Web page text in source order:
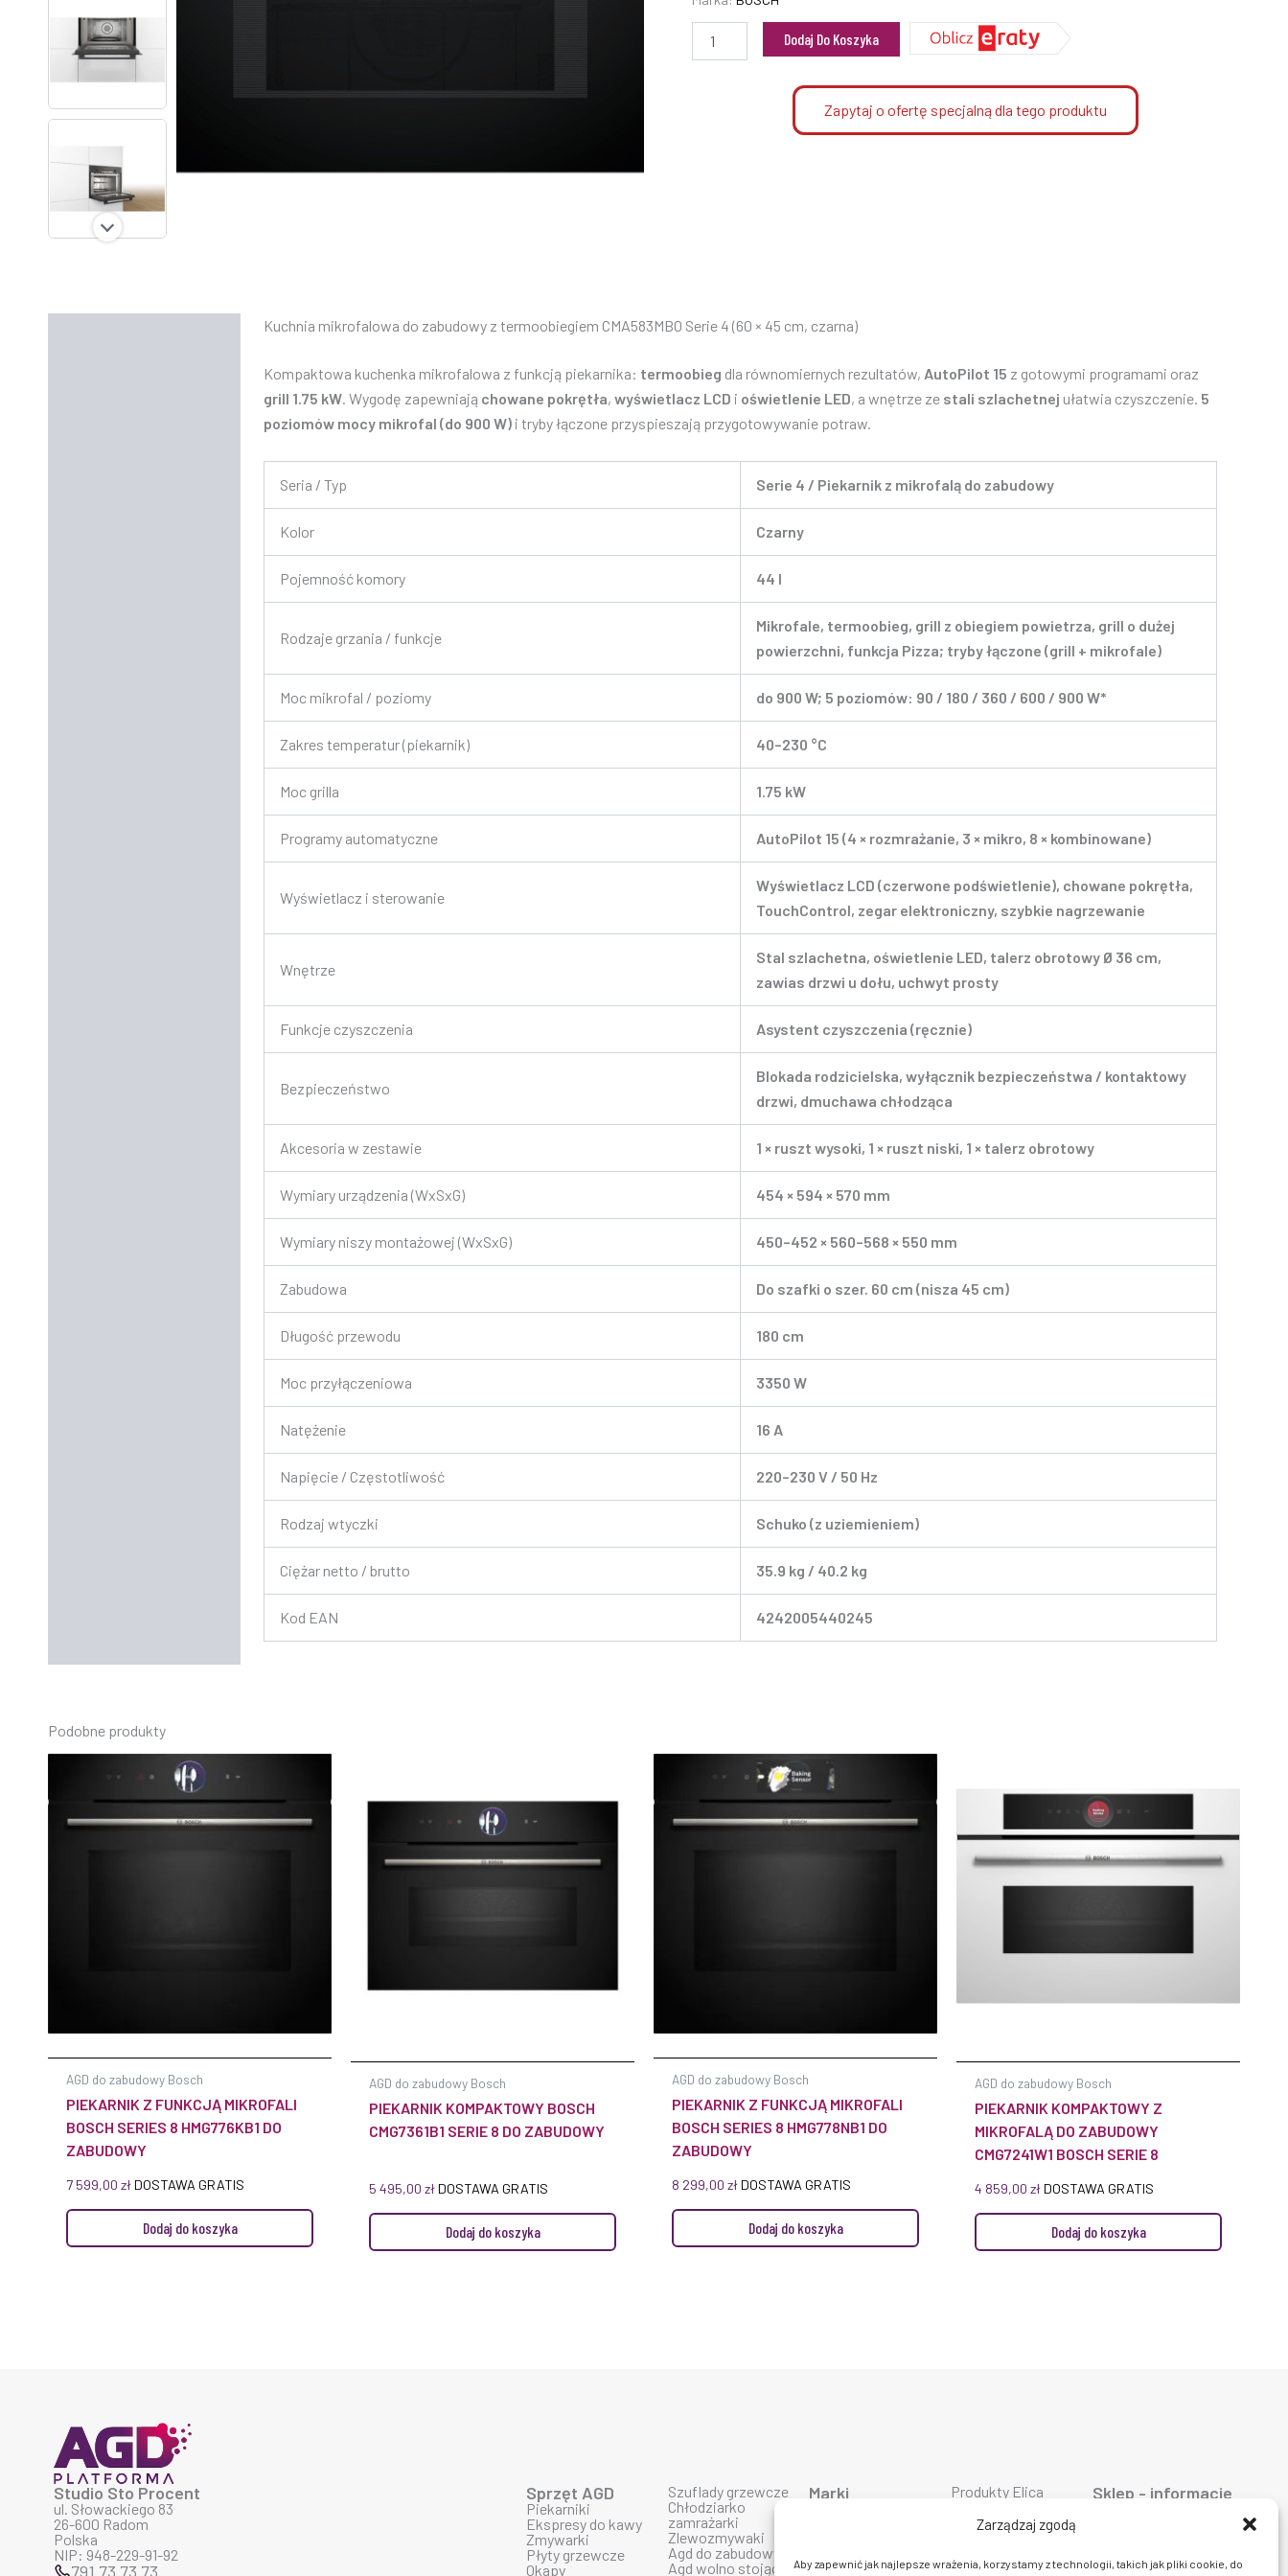
Zarządzaj zgodą
Aby zapewnić jak najlepsze wrażenia, korzystamy z technologii, takich jak pliki cookie, do
Dodaj Do Koszyka
Zapytaj o ofertę specjalną dla tego produktu
Kuchnia mikrofalowa do zabudowy z termoobiegiem CMA583MB0 Serie 4 (60 × 45 cm, czarna)
Kompaktowa kuchenka mikrofalowa z funkcją piekarnika: termoobieg dla równomiernych rezultatów, AutoPilot 15 z gotowymi programami oraz
grill 1.75 kW. Wygodę zapewniają chowane pokrętła, wyświetlacz LCD i oświetlenie LED, a wnętrze ze stali szlachetnej ułatwia czyszczenie. 5
poziomów mocy mikrofal (do 900 W) i tryby łączone przyspieszają przygotowywanie potraw.
Seria / Typ Serie 4 / Piekarnik z mikrofalą do zabudowy
Kolor Czarny
Pojemność komory 44 l
Rodzaje grzania / funkcje
Mikrofale, termoobieg, grill z obiegiem powietrza, grill o dużej
powierzchni, funkcja Pizza; tryby łączone (grill + mikrofale)
Moc mikrofal / poziomy do 900 W; 5 poziomów: 90 / 180 / 360 / 600 / 900 W*
Zakres temperatur (piekarnik) 40–230 °C
Moc grilla 1.75 kW
Programy automatyczne AutoPilot 15 (4 × rozmrażanie, 3 × mikro, 8 × kombinowane)
Wyświetlacz i sterowanie
Wyświetlacz LCD (czerwone podświetlenie), chowane pokrętła,
TouchControl, zegar elektroniczny, szybkie nagrzewanie
Wnętrze
Stal szlachetna, oświetlenie LED, talerz obrotowy Ø 36 cm,
zawias drzwi u dołu, uchwyt prosty
Funkcje czyszczenia Asystent czyszczenia (ręcznie)
Bezpieczeństwo
Blokada rodzicielska, wyłącznik bezpieczeństwa / kontaktowy
drzwi, dmuchawa chłodząca
Akcesoria w zestawie 1 × ruszt wysoki, 1 × ruszt niski, 1 × talerz obrotowy
Wymiary urządzenia (WxSxG) 454 × 594 × 570 mm
Wymiary niszy montażowej (WxSxG) 450–452 × 560–568 × 550 mm
Zabudowa Do szafki o szer. 60 cm (nisza 45 cm)
Długość przewodu 180 cm
Moc przyłączeniowa 3350 W
Natężenie 16 A
Napięcie / Częstotliwość 220–230 V / 50 Hz
Rodzaj wtyczki Schuko (z uziemieniem)
Ciężar netto / brutto 35.9 kg / 40.2 kg
Kod EAN 4242005440245
Podobne produkty
AGD do zabudowy Bosch
PIEKARNIK Z FUNKCJĄ MIKROFALI
BOSCH SERIES 8 HMG776KB1 DO
ZABUDOWY
7 599,00złDOSTAWA GRATIS
Dodaj do koszyka
AGD do zabudowy Bosch
PIEKARNIK KOMPAKTOWY BOSCH
CMG7361B1 SERIE 8 DO ZABUDOWY
5 495,00złDOSTAWA GRATIS
Dodaj do koszyka
AGD do zabudowy Bosch
PIEKARNIK Z FUNKCJĄ MIKROFALI
BOSCH SERIES 8 HMG778NB1 DO
ZABUDOWY
8 299,00złDOSTAWA GRATIS
Dodaj do koszyka
AGD do zabudowy Bosch
PIEKARNIK KOMPAKTOWY Z
MIKROFALĄ DO ZABUDOWY
CMG7241W1 BOSCH SERIE 8
4 859,00złDOSTAWA GRATIS
Dodaj do koszyka
Studio Sto Procent
ul. Słowackiego 83
26-600 Radom
Polska
NIP: 948-229-91-92
791 73 73 73
Sprzęt AGD
Piekarniki
Ekspresy do kawy
Zmywarki
Płyty grzewcze
Okapy
Szuflady grzewcze
Chłodziarko
zamrażarki
Zlewozmywaki
Agd do zabudowy
Agd wolno stojące
Marki
Produkty Bora
Produkty Elica
Produkty Geggenau
Produkty Liebherr
Produkty Smeg
Sklep - informacje
Prawo do zwrotu